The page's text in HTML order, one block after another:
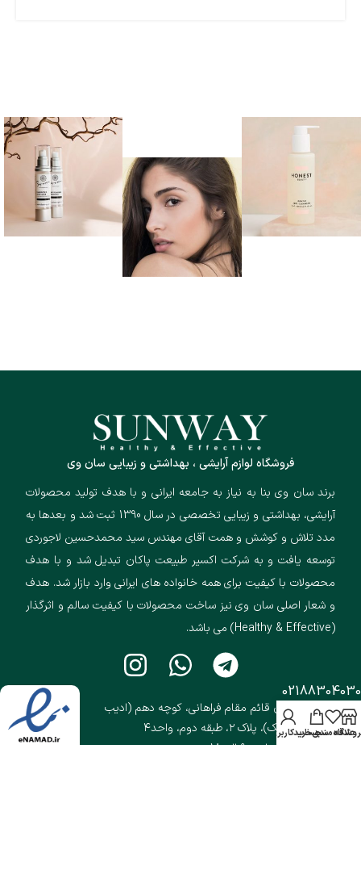
فروشگاه لوازم آرایشی ، بهداشتی و زیبایی سان وی
برند سان وی بنا به نیاز به جامعه ایرانی و با هدف تولید محصولات
آرایشی، بهداشتی و زیبایی تخصصی در سال 1390 ثبت شد و بعدها به
مدد تلاش و کوشش و همت آقای مهندس سید محمدحسین لاجوردی
توسعه یافت و به شرکت اکسیر طبیعت پاکان تبدیل شد و با هدف
محصولات با کیفیت برای همه خانواده های ایرانی وارد بازار شد. هدف
و شعار اصلی سان وی نیز ساخت محصولات با کیفیت سالم و اثرگذار
(Healthy & Effective) می باشد.
02188304030
تهران، خیابان قائم مقام فراهانی، کوچه دهم (ادیب
المالک)، پلاک ۲، طبقه دوم، واحد۴
شنبه الی چهارشنبه ساعت 9 الی 18
علاقه مندیسبد خرید
حساب کاربری من